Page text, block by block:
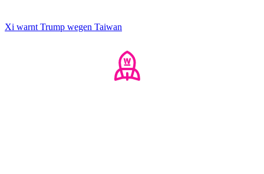
Xi warnt Trump wegen Taiwan